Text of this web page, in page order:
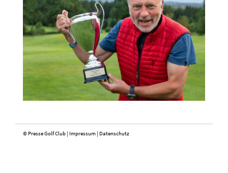
© Presse Golf Club | Impressum | Datenschutz